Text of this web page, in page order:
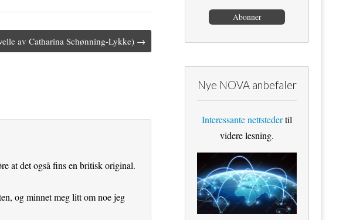
av Catharina Schønning-Lykke) →
at det også fins en britisk original.
og minnet meg litt om noe jeg
Nye NOVA anbefaler
Interessante nettstedertil
videre lesning.